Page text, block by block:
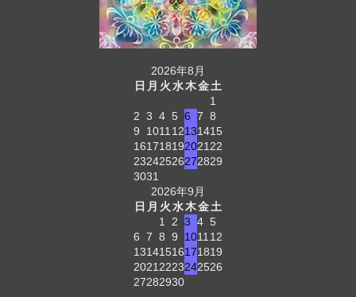
2026年8月
日 月 火水木金土
1
2 3 4 5 6 7 8
9
1011 12131415
161718192021 22
23242526272829
3031
2026年9月
日 月 火水木金土
1
2 3 4 5
6 7 8 9 1011 12
13141516171819
2021 2223242526
27282930